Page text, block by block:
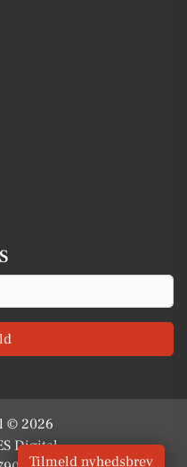
© 2026
Digital
Tilmeld nyhedsbrev